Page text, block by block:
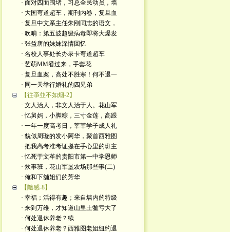
· 面对四面围堵，习总全民动员，墙
· 大国弯道超车，期刊内卷，复旦血
· 复旦中文系主任朱刚同志的语文，
· 吹哨：第五波超级病毒即将大爆发
· 张益唐的妹妹深情回忆
· 名校人事处长办录卡弯道超车
· 艺萌MM㸔过来，手套花
· 复旦血案，高处不胜寒！何不退一
· 同一天举行婚礼的四兄弟
【往亊並不如烟-2】
· 文人治人，非文人治于人。花山军
· 忆舅妈，小脚粽，三寸金莲，高跟
· 一年一度高考日，莘莘学子成人礼
· 貌似周璇的发小阿华，聚首西雅图
· 把我高考准考证攥在手心里的班主
· 忆死于文革的贵阳市第一中学恩师
· 炊事班，花山军垦农场那些事(二)
· 俺和下舖姐们的芳华
【隨感-8】
· 幸福；活得有趣；来自墙内的特级
· 来到万维，才知道山里土鳖亏大了
· 何处退休养老？续
· 何处退休养老？西雅图老姐纽约退